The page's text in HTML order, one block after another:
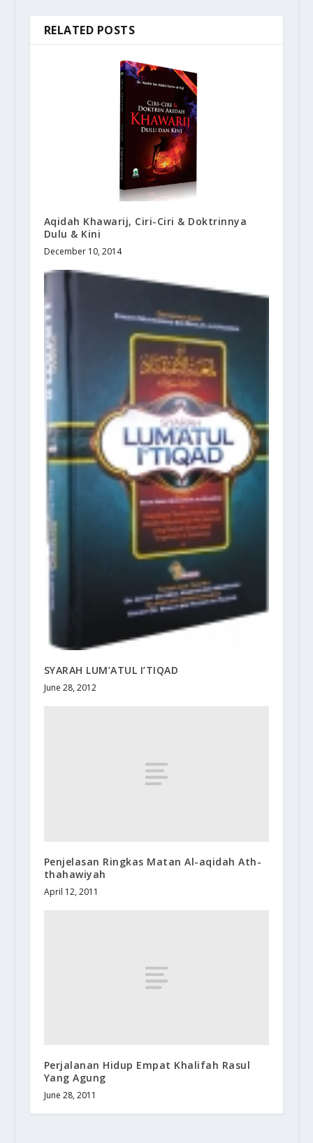
RELATED POSTS
Aqidah Khawarij, Ciri-Ciri & Doktrinnya
Dulu & Kini
December 10, 2014
SYARAH LUM’ATUL I’TIQAD
June 28, 2012
Penjelasan Ringkas Matan Al-aqidah Ath-
thahawiyah
April 12, 2011
Perjalanan Hidup Empat Khalifah Rasul
Yang Agung
June 28, 2011